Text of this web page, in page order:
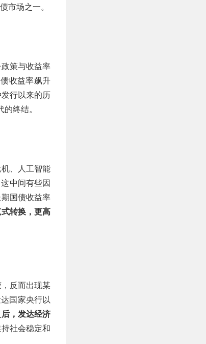
市场之一。
策与收益率
收益率飙升
行以来的历
终结。
、人工智能
中间有些因
国债收益率
转换，更高
反而出现某
国家央行以
，发达经济
社会稳定和